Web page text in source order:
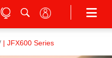
| JFX600 Series